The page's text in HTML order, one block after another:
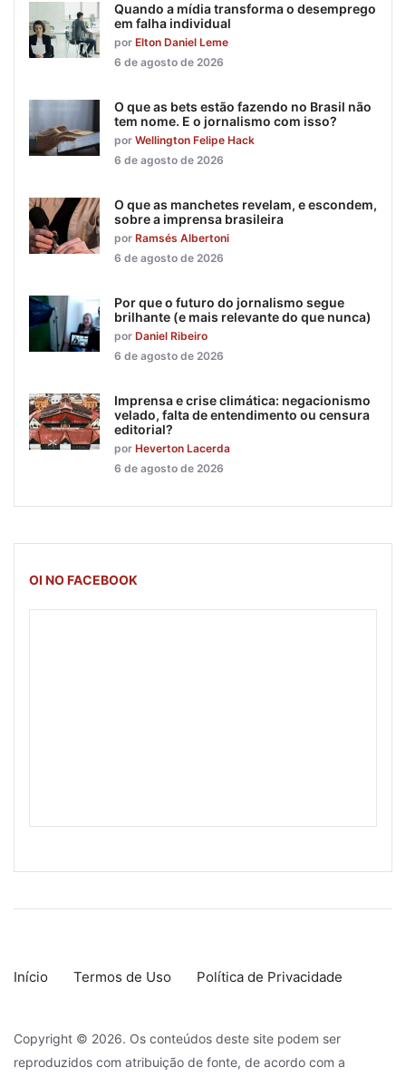
Quando a mídia transforma o desemprego
em falha individual
por Elton Daniel Leme
6 de agosto de 2026
O que as bets estão fazendo no Brasil não
tem nome. E o jornalismo com isso?
por Wellington Felipe Hack
6 de agosto de 2026
O que as manchetes revelam, e escondem,
sobre a imprensa brasileira
por Ramsés Albertoni
6 de agosto de 2026
Por que o futuro do jornalismo segue
brilhante (e mais relevante do que nunca)
por Daniel Ribeiro
6 de agosto de 2026
Imprensa e crise climática: negacionismo
velado, falta de entendimento ou censura
editorial?
por Heverton Lacerda
6 de agosto de 2026
OI NO FACEBOOK
Início Termos de Uso Política de Privacidade
Copyright © 2026. Os conteúdos deste site podem ser
reproduzidos com atribuição de fonte, de acordo com a